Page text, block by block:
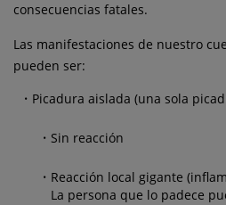
consecuencias fatales.
Las manifestaciones de nuestro
pueden ser:
Picadura aislada (una sola
Sin reacción
Reacción local gigante
La persona que lo padece